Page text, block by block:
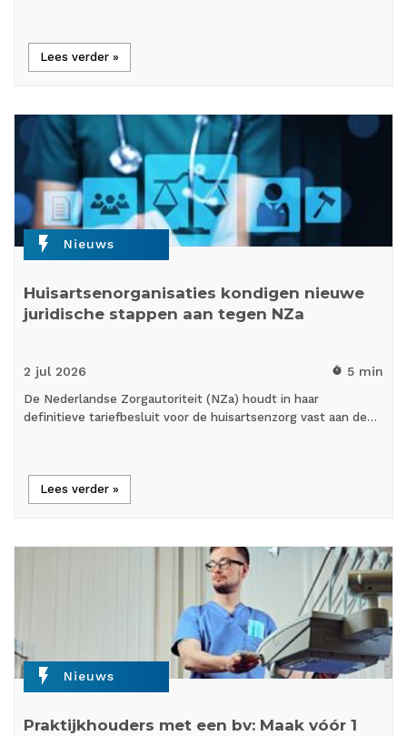
Lees verder »
flash_on Nieuws
Huisartsenorganisaties kondigen nieuwe
juridische stappen aan tegen NZa
2 jul 2026 timer 5 min
De Nederlandse Zorgautoriteit (NZa) houdt in haar
definitieve tariefbesluit voor de huisartsenzorg vast aan de…
Lees verder »
flash_on Nieuws
Praktijkhouders met een bv: Maak vóór 1